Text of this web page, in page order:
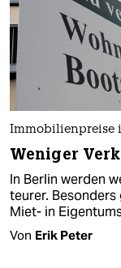
Immobilienpreise
Weniger
In Berlin werden
teurer.
Miet- in
Von Erik Peter